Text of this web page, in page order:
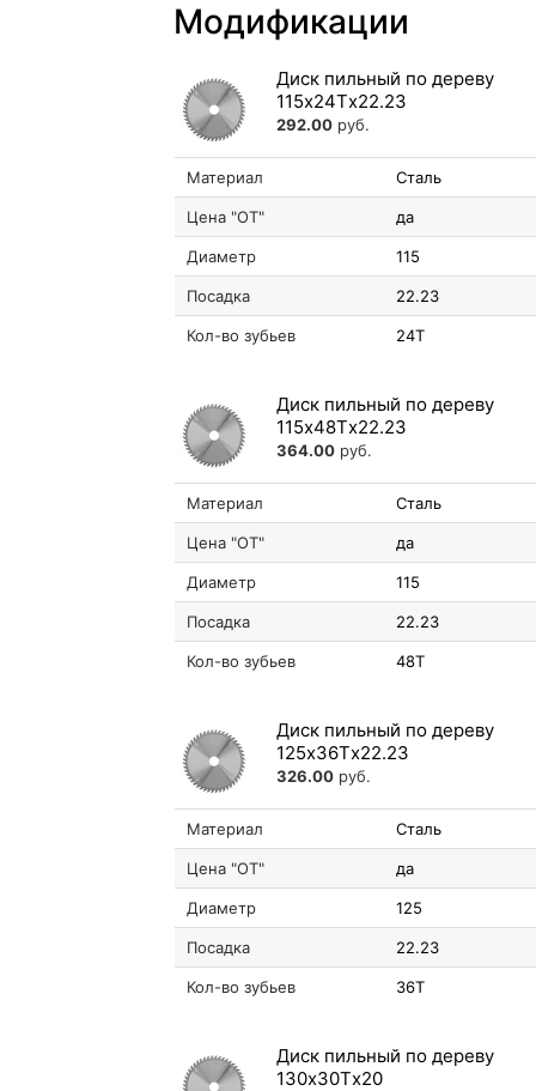
Модификации
Диск пильный по дереву
115х24Tх22.23
292.00 руб.
Материал Сталь
Цена "ОТ" да
Диаметр 115
Посадка 22.23
Кол-во зубьев 24T
Диск пильный по дереву
115х48Tх22.23
364.00 руб.
Материал Сталь
Цена "ОТ" да
Диаметр 115
Посадка 22.23
Кол-во зубьев 48T
Диск пильный по дереву
125х36Tх22.23
326.00 руб.
Материал Сталь
Цена "ОТ" да
Диаметр 125
Посадка 22.23
Кол-во зубьев 36T
Диск пильный по дереву
130х30Tх20